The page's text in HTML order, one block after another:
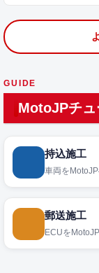
GUIDE
MotoJPチュ
持込施工
車両を
郵送施工
ECUを